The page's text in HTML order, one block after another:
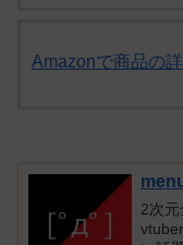
Amazonで商品の
2次元